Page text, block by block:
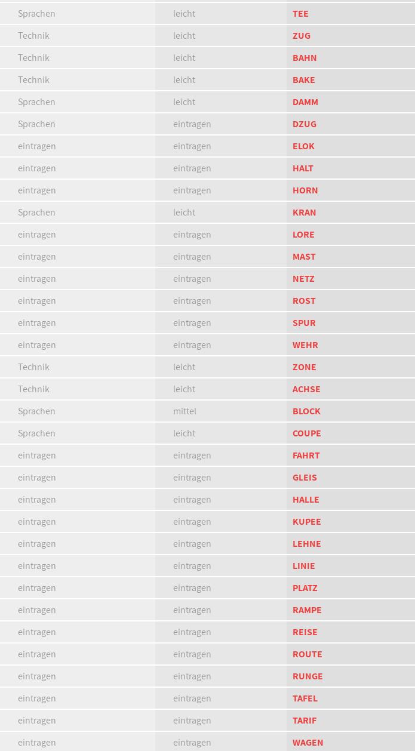
Sprachen leicht TEE
Technik
leicht ZUG
Technik
leicht BAHN
Technik
leicht BAKE
Sprachen
leicht DAMM
Sprachen
eintragen DZUG
eintragen
eintragen ELOK
eintragen
eintragen HALT
eintragen
eintragen HORN
Sprachen
leicht KRAN
eintragen
eintragen LORE
eintragen
eintragen MAST
eintragen
eintragen NETZ
eintragen
eintragen ROST
eintragen
eintragen SPUR
eintragen
eintragen WEHR
Technik
leicht ZONE
Technik
leicht ACHSE
Sprachen
mittel BLOCK
Sprachen
leicht COUPE
eintragen
eintragen FAHRT
eintragen
eintragen GLEIS
eintragen
eintragen HALLE
eintragen
eintragen KUPEE
eintragen
eintragen LEHNE
eintragen
eintragen LINIE
eintragen
eintragen PLATZ
eintragen
eintragen RAMPE
eintragen
eintragen REISE
eintragen
eintragen ROUTE
eintragen
eintragen RUNGE
eintragen
eintragen TAFEL
eintragen
eintragen TARIF
eintragen
eintragen WAGEN